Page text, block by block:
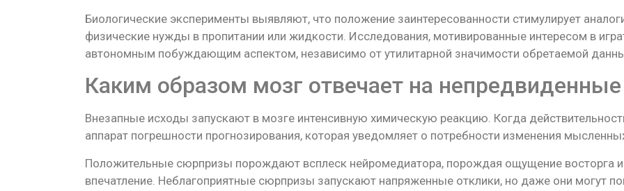
Биологические эксперименты выявляют, что положение заинтересованности стимулирует
физические нужды в пропитании или жидкости. Исследования, мотивированные интересом в
автономным побуждающим аспектом, независимо от утилитарной значимости обретаемой
Каким образом мозг отвечает на непредвиденные
Внезапные исходы запускают в мозге интенсивную химическую реакцию. Когда
аппарат погрешности прогнозирования, которая уведомляет о потребности изменения
Положительные сюрпризы порождают всплеск нейромедиатора, порождая ощущение восторга
впечатление. Неблагоприятные сюрпризы запускают напряженные отклики, но даже они могут